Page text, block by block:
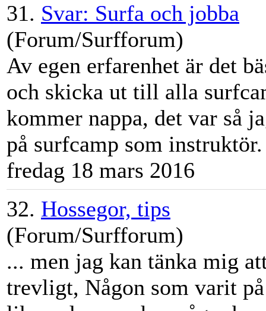
31. Svar: Surfa och jobba
(Forum/Surfforum)
Av egen erfarenhet är det
och skicka ut till alla
kommer nappa, det var så
på surfcamp som
fredag 18 mars 2016
32. Hossegor, tips
(Forum/Surfforum)
... men jag kan tänka mig
trevligt, Någon som varit